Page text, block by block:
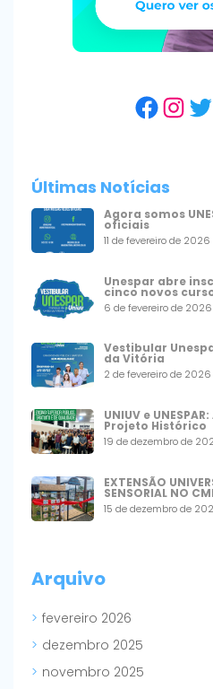
Últimas Notícias
Agora somos
oficiais
11 de fevereiro de 2026
Unespar abre
cinco novos
6 de fevereiro de 2026
Vestibular
da Vitória
2 de fevereiro de 2026
UNIUV e
Projeto Histórico
19 de dezembro de
EXTENSÃO
SENSORIAL NO
15 de dezembro de
Arquivo
fevereiro 2026
dezembro 2025
novembro 2025